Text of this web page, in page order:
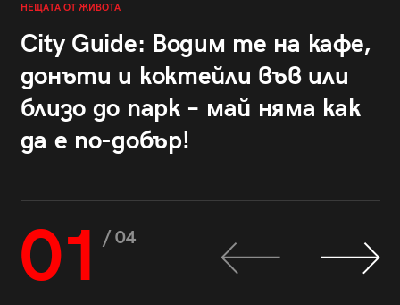
НЕЩАТА ОТ ЖИВОТА
City Guide: Водим те на кафе,
донъти и коктейли във или
близо до парк – май няма как
да е по-добър!
01 / 04